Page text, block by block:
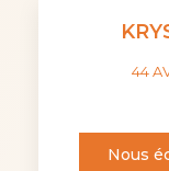
44
Nous